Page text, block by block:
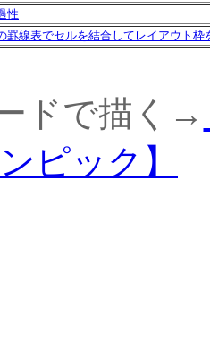
性
罫線表でセルを結合してレイアウト枠
ドで描く→
ピック】